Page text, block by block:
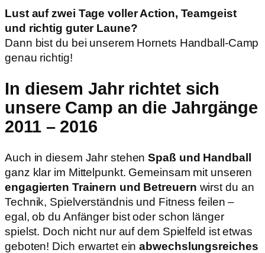
Lust auf zwei Tage voller Action, Teamgeist
und richtig guter Laune?
Dann bist du bei unserem Hornets Handball-Camp
genau richtig!
In diesem Jahr richtet sich
unsere Camp an die Jahrgänge
2011 – 2016
Auch in diesem Jahr stehenSpaß und Handball
ganz klar im Mittelpunkt. Gemeinsam mit unseren
engagierten Trainern und Betreuern wirst du an
Technik, Spielverständnis und Fitness feilen –
egal, ob du Anfänger bist oder schon länger
spielst. Doch nicht nur auf dem Spielfeld ist etwas
geboten! Dich erwartet einabwechslungsreiches